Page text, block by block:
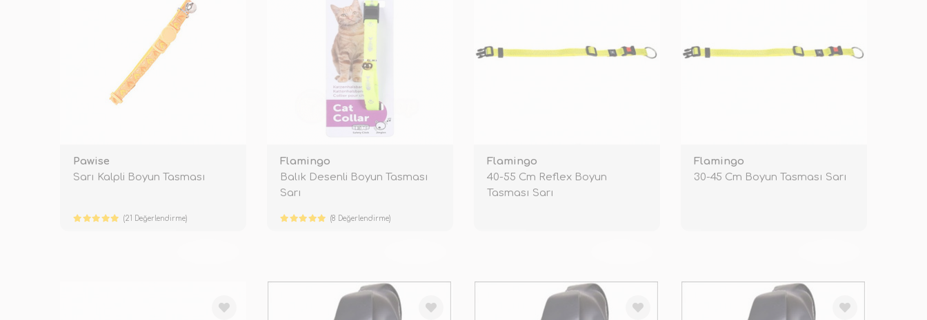
Pawise
Sarı Kalpli Boyun Tasması
(21 Değerlendirme)
Flamingo
Balık Desenli Boyun Tasması
Sarı
(8 Değerlendirme)
Flamingo
40-55 Cm Reflex Boyun
Tasması Sarı
Flamingo
30-45 Cm Boyun Tasması Sarı